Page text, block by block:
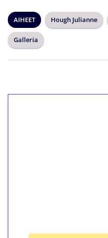
AIHEET Hough Julianne
Galleria